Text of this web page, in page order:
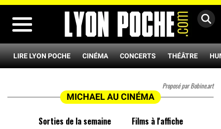
LIRE LYON POCHE CINÉMA CONCERTS THÉÂTRE
Proposé par Bobine.art
MICHAEL AU CINÉMA
Sorties de la semaine
Films à l'affiche